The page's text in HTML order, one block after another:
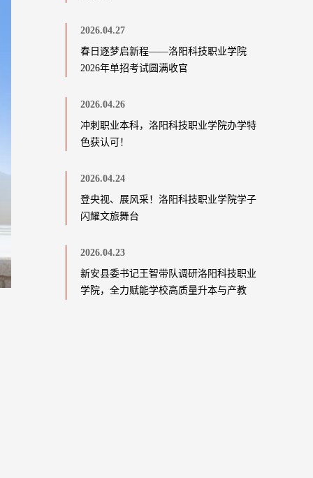
2026.04.27
春日逐梦启新程——洛阳科技职业学院
2026年单招考试圆满收官
2026.04.26
冲刺职业本科，洛阳科技职业学院办学特
色获认可！
2026.04.24
登央视、展风采！洛阳科技职业学院学子
闪耀文旅舞台
2026.04.23
新安县委书记王智带队调研洛阳科技职业
学院，全力赋能学校高质量升本与产教